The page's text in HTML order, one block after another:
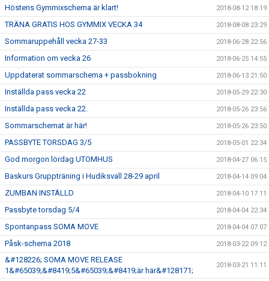
Höstens Gymmixschema är klart! 2018-08-12 18:19
TRÄNA GRATIS HOS GYMMIX VECKA 34 2018-08-08 23:29
Sommaruppehåll vecka 27-33 2018-06-28 22:56
Information om vecka 26 2018-06-25 14:55
Uppdaterat sommarschema + passbokning 2018-06-13 21:50
Inställda pass vecka 22 2018-05-29 22:30
Inställda pass vecka 22. 2018-05-26 23:56
Sommarschemat är här! 2018-05-26 23:50
PASSBYTE TORSDAG 3/5 2018-05-01 22:34
God morgon lördag UTOMHUS 2018-04-27 06:15
Baskurs Gruppträning i Hudiksvall 28-29 april 2018-04-14 09:04
ZUMBAN INSTÄLLD 2018-04-10 17:11
Passbyte torsdag 5/4 2018-04-04 22:34
Spontanpass SOMA MOVE 2018-04-04 07:07
Påsk-schema 2018 2018-03-22 09:12
&#128226; SOMA MOVE RELEASE
1&#65039;&#8419;5&#65039;&#8419;är här&#128171;
2018-03-21 11:11